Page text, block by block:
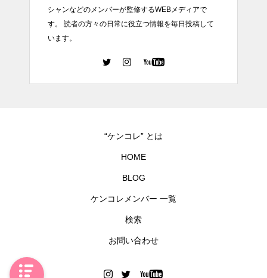
シャンなどのメンバーが監修するWEBメディアで
す。 読者の方々の日常に役立つ情報を毎日投稿して
います。
“ケンコレ” とは
HOME
BLOG
ケンコレメンバー 一覧
検索
お問い合わせ